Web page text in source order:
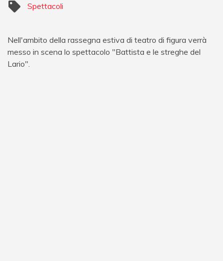
Spettacoli
Nell'ambito della rassegna estiva di teatro di figura verrà
messo in scena lo spettacolo "Battista e le streghe del
Lario".